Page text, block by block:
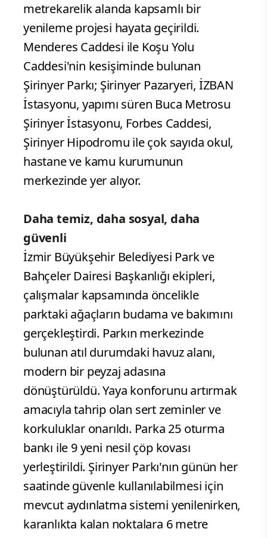
metrekarelik alanda kapsamlı bir
yenileme projesi hayata geçirildi.
Menderes Caddesi ile Koşu Yolu
Caddesi'nin kesişiminde bulunan
Şirinyer Parkı; Şirinyer Pazaryeri, İZBAN
İstasyonu, yapımı süren Buca Metrosu
Şirinyer İstasyonu, Forbes Caddesi,
Şirinyer Hipodromu ile çok sayıda okul,
hastane ve kamu kurumunun
merkezinde yer alıyor.
Daha temiz, daha sosyal, daha
güvenli
İzmir Büyükşehir Belediyesi Park ve
Bahçeler Dairesi Başkanlığı ekipleri,
çalışmalar kapsamında öncelikle
parktaki ağaçların budama ve bakımını
gerçekleştirdi. Parkın merkezinde
bulunan atıl durumdaki havuz alanı,
modern bir peyzaj adasına
dönüştürüldü. Yaya konforunu artırmak
amacıyla tahrip olan sert zeminler ve
korkuluklar onarıldı. Parka 25 oturma
bankı ile 9 yeni nesil çöp kovası
yerleştirildi. Şirinyer Parkı'nın günün her
saatinde güvenle kullanılabilmesi için
mevcut aydınlatma sistemi yenilenirken,
karanlıkta kalan noktalara 6 metre